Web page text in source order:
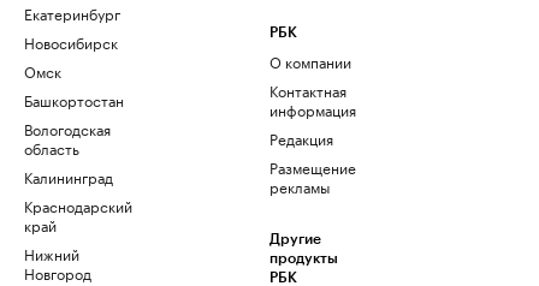
Екатеринбург
Новосибирск
Омск
Башкортостан
Вологодская
область
Калининград
Краснодарский
край
Нижний
Новгород
РБК
О компании
Контактная
информация
Редакция
Размещение
рекламы
Другие
продукты
РБК